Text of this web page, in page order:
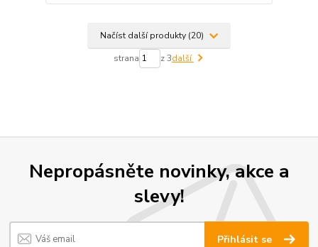
Načíst další produkty (20)
strana z 3další
Nepropásněte novinky, akce a
slevy!
Přihlásit se